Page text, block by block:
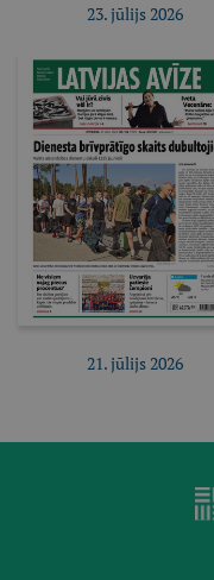
Pirkt e-izdevumu
Pirkt abonementu
23. jūlijs 2026
21. jūlijs 2026